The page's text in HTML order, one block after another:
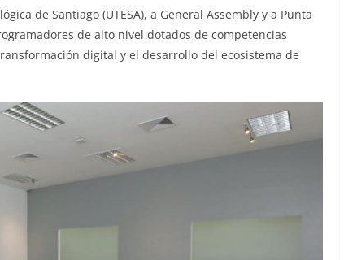
de Santiago (UTESA), a General Assembly y a Punta
de alto nivel dotados de competencias
digital y el desarrollo del ecosistema de